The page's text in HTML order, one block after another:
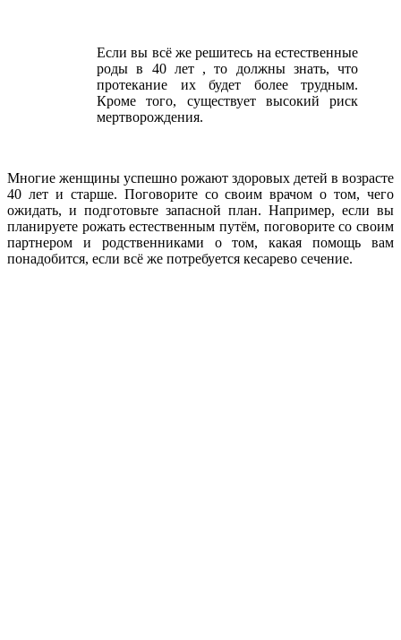
Если вы всё же решитесь на естественные
роды в 40 лет , то должны знать, что
протекание их будет более трудным.
Кроме того, существует высокий риск
мертворождения.
Многие женщины успешно рожают здоровых детей в возрасте
40 лет и старше. Поговорите со своим врачом о том, чего
ожидать, и подготовьте запасной план. Например, если вы
планируете рожать естественным путём, поговорите со своим
партнером и родственниками о том, какая помощь вам
понадобится, если всё же потребуется кесарево сечение.